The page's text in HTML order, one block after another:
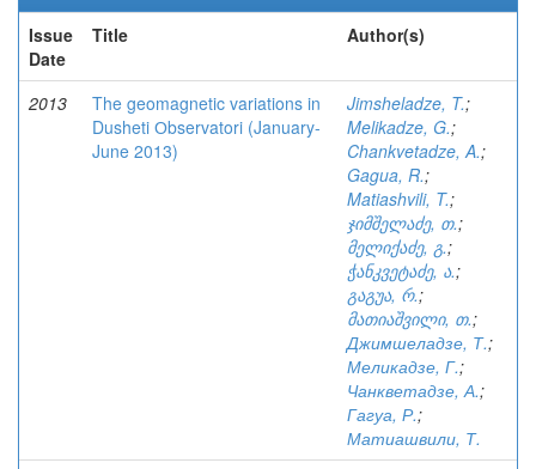
Issue
Date
Title Author(s)
2013
The geomagnetic variations in
Dusheti Оbservatori (January-
June 2013)
Jimsheladze, T.;
Melikadze, G.;
Chankvetadze, A.;
Gagua, R.;
Matiashvili, T.;
ჯიმშელაძე, თ.;
მელიქაძე, გ.;
ჭანკვეტაძე, ა.;
გაგუა, რ.;
მათიაშვილი, თ.;
Джимшеладзе, Т.;
Меликадзе, Г.;
Чанкветадзе, А.;
Гагуа, Р.;
Матиашвили, Т.